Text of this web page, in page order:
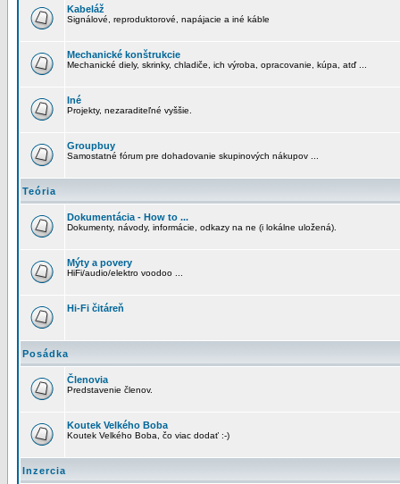
Kabeláž
Signálové, reproduktorové, napájacie a iné káble
Mechanické konštrukcie
Mechanické diely, skrinky, chladiče, ich výroba, opracovanie, kúpa, atď ...
Iné
Projekty, nezaraditeľné vyššie.
Groupbuy
Samostatné fórum pre dohadovanie skupinových nákupov ...
Teória
Dokumentácia - How to ...
Dokumenty, návody, informácie, odkazy na ne (i lokálne uložená).
Mýty a povery
HiFi/audio/elektro voodoo ...
Hi-Fi čitáreň
Posádka
Členovia
Predstavenie členov.
Koutek Velkého Boba
Koutek Velkého Boba, čo viac dodať :-)
Inzercia